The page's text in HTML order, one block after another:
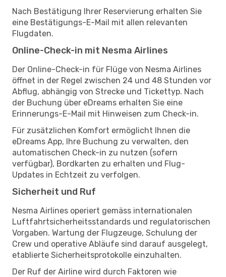
Nach Bestätigung Ihrer Reservierung erhalten Sie
eine Bestätigungs-E-Mail mit allen relevanten
Flugdaten.
Online-Check-in mit Nesma Airlines
Der Online-Check-in für Flüge von Nesma Airlines
öffnet in der Regel zwischen 24 und 48 Stunden vor
Abflug, abhängig von Strecke und Tickettyp. Nach
der Buchung über eDreams erhalten Sie eine
Erinnerungs-E-Mail mit Hinweisen zum Check-in.
Für zusätzlichen Komfort ermöglicht Ihnen die
eDreams App, Ihre Buchung zu verwalten, den
automatischen Check-in zu nutzen (sofern
verfügbar), Bordkarten zu erhalten und Flug-
Updates in Echtzeit zu verfolgen.
Sicherheit und Ruf
Nesma Airlines operiert gemäss internationalen
Luftfahrtsicherheitsstandards und regulatorischen
Vorgaben. Wartung der Flugzeuge, Schulung der
Crew und operative Abläufe sind darauf ausgelegt,
etablierte Sicherheitsprotokolle einzuhalten.
Der Ruf der Airline wird durch Faktoren wie